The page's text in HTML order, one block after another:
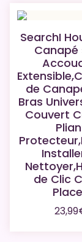
SearchI
Canapé
de
Bras
Couvert
de Clic
23,99